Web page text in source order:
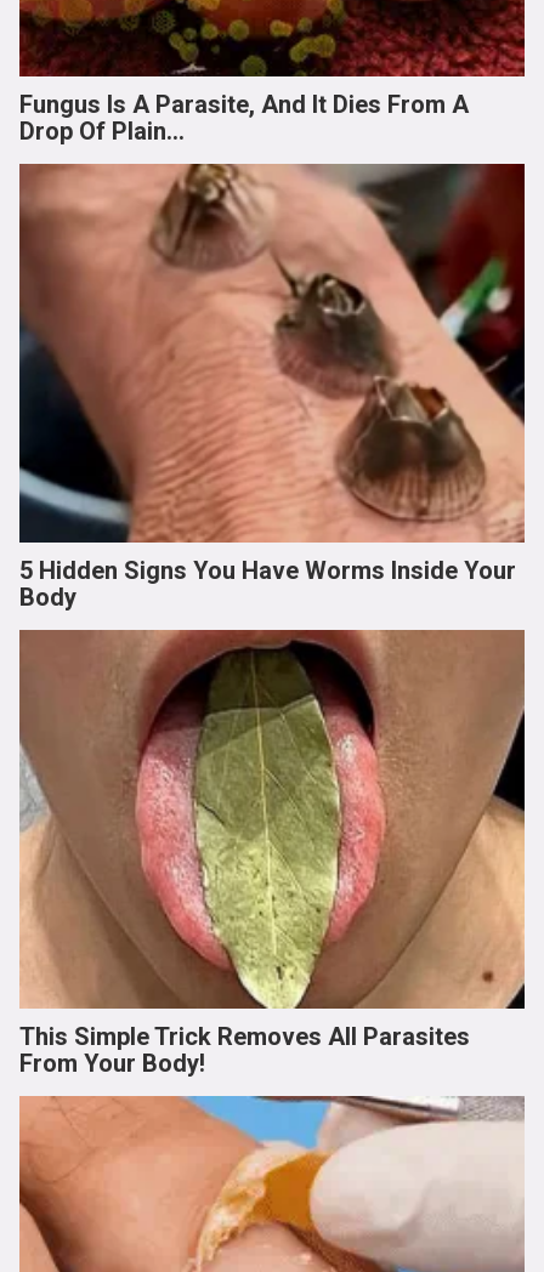
Fungus Is A Parasite, And It Dies From A
Drop Of Plain...
5 Hidden Signs You Have Worms Inside Your
Body
This Simple Trick Removes All Parasites
From Your Body!